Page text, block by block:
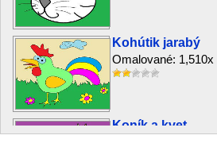
Kohútik jarabý
Omalované: 1,510x
Koník a kvet